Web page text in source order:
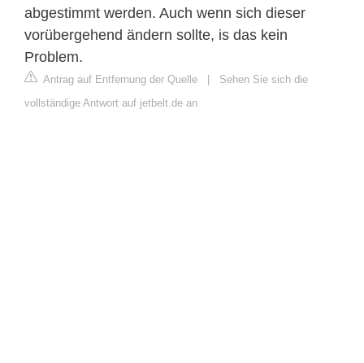
abgestimmt werden. Auch wenn sich dieser
vorübergehend ändern sollte, is das kein
Problem.
Antrag auf Entfernung der Quelle | Sehen Sie sich die
vollständige Antwort auf jetbelt.de an